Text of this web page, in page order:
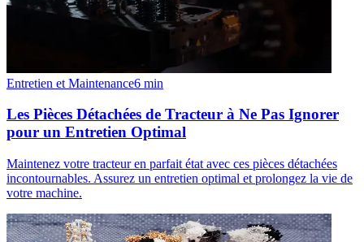
Entretien et Maintenance6 min
Les Pièces Détachées de Tracteur à Ne Pas Ignorer
pour un Entretien Optimal
Maintenez votre tracteur en parfait état avec ces pièces détachées
incontournables. Assurez un entretien optimal et prolongez la vie de
votre machine.